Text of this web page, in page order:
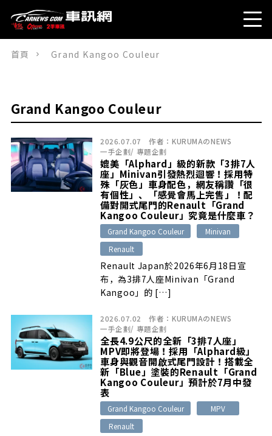
首頁 Grand Kangoo Couleur
Grand Kangoo Couleur
2026.07.07 作者： KURUMAのNEWS
一手企劃/ 專題企劃
媲美「Alphard」級的新款「3排7人
座」Minivan引發熱烈迴響！採用特
殊「灰色」車身配色，網友稱讚「很
有個性」、「感覺會馬上完售」！配
備對開式尾門的Renault「Grand
Kangoo Couleur」究竟是什麼車？
Grand Kangoo Couleur
Minivan
Renault
Renault Japan於2026年6月18日宣
布，為3排7人座Minivan「Grand
Kangoo」的 […]
2026.07.02 作者： KURUMAのNEWS
一手企劃/ 專題企劃
全長4.9公尺的全新「3排7人座」
MPV即將登場！採用「Alphard級」
車身與觀音開啟式尾門設計！搭載全
新「Blue」塗裝的Renault「Grand
Kangoo Couleur」預計於7月中發
表
Grand Kangoo Couleur
MPV
Renault